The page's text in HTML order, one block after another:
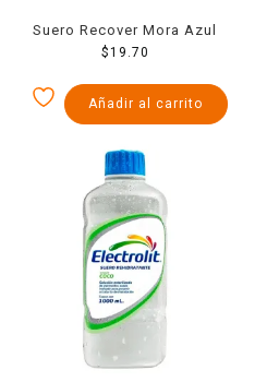
Suero Recover Mora Azul
$19.70
Añadir al carrito